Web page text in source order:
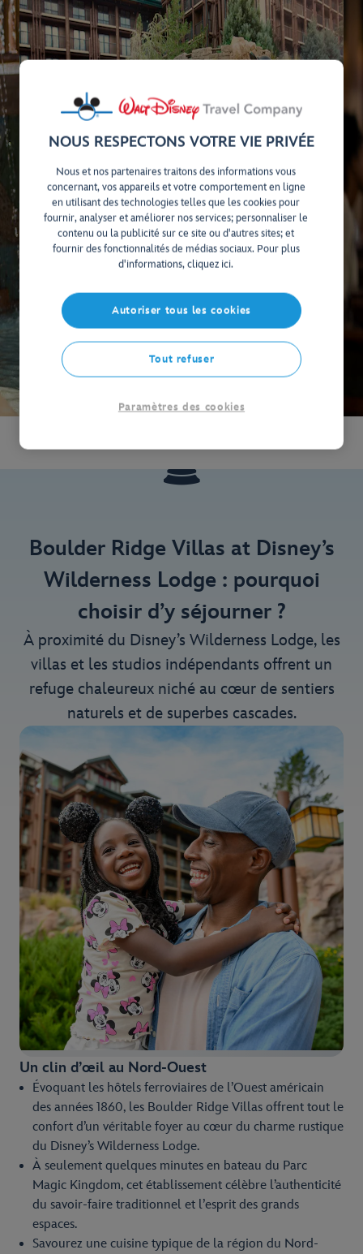
Boulder Ridge Villas at Disney’s
Wilderness Lodge : pourquoi
choisir d’y séjourner ?
À proximité du Disney’s Wilderness Lodge, les
villas et les studios indépendants offrent un
refuge chaleureux niché au cœur de sentiers
naturels et de superbes cascades.
Un clin d’œil au Nord-Ouest
Évoquant les hôtels ferroviaires de l’Ouest américain
des années 1860, les Boulder Ridge Villas offrent tout le
confort d’un véritable foyer au cœur du charme rustique
du Disney’s Wilderness Lodge.
À seulement quelques minutes en bateau du Parc
Magic Kingdom, cet établissement célèbre l’authenticité
du savoir-faire traditionnel et l’esprit des grands
espaces.
Savourez une cuisine typique de la région du Nord-
NOUS RESPECTONS VOTRE VIE PRIVÉE
Nous et nos partenaires traitons des informations vous
concernant, vos appareils et votre comportement en ligne
en utilisant des technologies telles que les cookies pour
fournir, analyser et améliorer nos services; personnaliser le
contenu ou la publicité sur ce site ou d'autres sites; et
fournir des fonctionnalités de médias sociaux. Pour plus
d'informations, cliquez ici.
Paramètres des cookies
Tout refuser
Autoriser tous les cookies